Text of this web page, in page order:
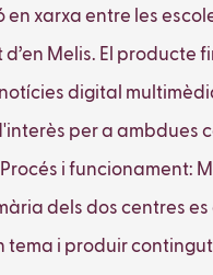
en xarxa entre les
d’en Melis. El producte
digital
per a ambdues
i funcionament:
dels dos centres
tema i produir